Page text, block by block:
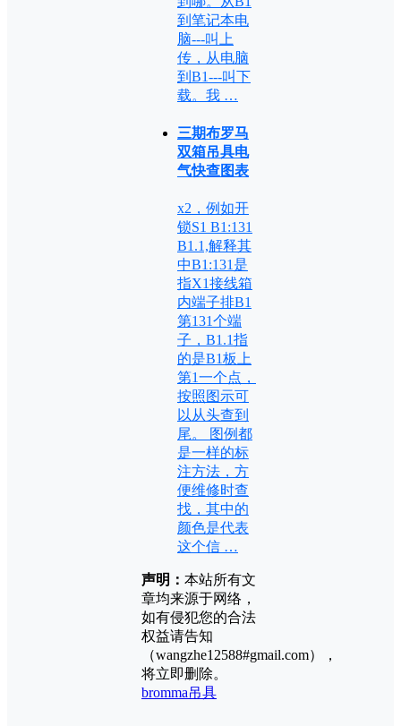
到笔记本电
脑---叫上
传，从电脑
到B1---叫下
载。我 …
三期布罗马
双箱吊具电
气快查图表
x2，例如开
锁S1 B1:131
B1.1,解释其
中B1:131是
指X1接线箱
内端子排B1
第131个端
子，B1.1指
的是B1板上
第1一个点，
按照图示可
以从头查到
尾。 图例都
是一样的标
注方法，方
便维修时查
找，其中的
颜色是代表
这个信 …
声明： 本站所有文
章均来源于网络，
如有侵犯您的合法
权益请告知
（wangzhe12588#gmail.com），
将立即删除。
bromma吊具